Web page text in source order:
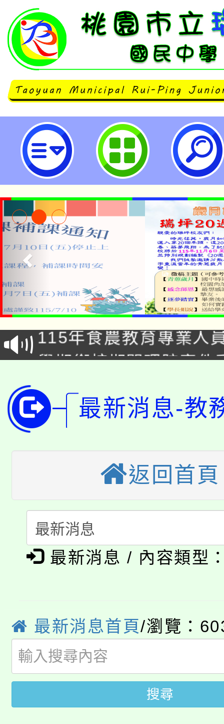
113學習扶助評量系統-桃園市立瑞
淨零綠生活教案入校路
會
115年食農教育專業人
程
學期銜接期間理賠案件
學籍身 分審查程序及
版
公告本校115學年度第
「2026金融保險知識
車」活動
桃園市115學年度學生
生本土語及新住民語歌
公告本校115學年度第
代理(課)教師甄選結果(
公告本校115學年度第
代理(課)教師甄選結果(
轉知中國文化大學推廣
《TA101》溝通分析基
心理、諮商輔導、社會
系所師生報名參加。
淨零綠生活教案入校路
學籍身 分審查程序及
版
淨零綠領人才培育課程
公告本校115學年度第
代理(課)教師甄選結果(
「2026金融保險知識
車」活動
桃園市115學年度學生
最新消息-教
返回首頁
最新消息 / 內容類型
最新消息首頁/瀏覽：
搜尋